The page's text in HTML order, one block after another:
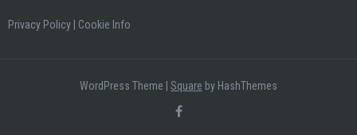
Privacy Policy Cookie Info
WordPress Theme Square by HashThemes